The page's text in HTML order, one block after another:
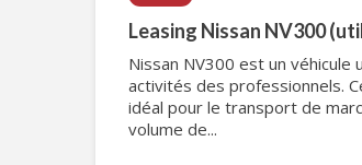
Leasing Nissan NV300
Nissan NV300 est un
activités des professionnels.
idéal pour le transport de
volume de...